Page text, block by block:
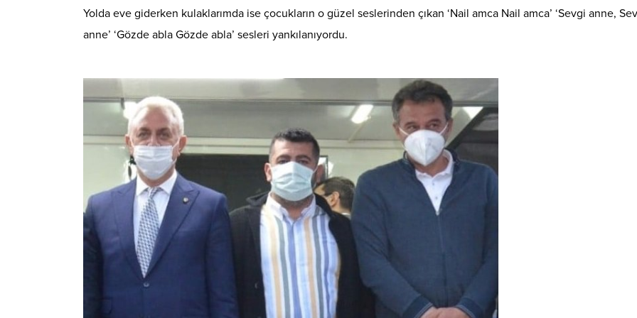
Yolda eve giderken kulaklarımda ise çocukların o güzel seslerinden çıkan ‘Nail amca Nail amca’ ‘Sevgi anne,
anne’ ‘Gözde abla Gözde abla’ sesleri yankılanıyordu.